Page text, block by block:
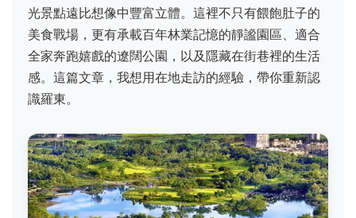
光景點遠比想像中豐富立體。這裡不只有餵飽肚子的
美食戰場，更有承載百年林業記憶的靜謐園區、適合
全家奔跑嬉戲的遼闊公園，以及隱藏在街巷裡的生活
感。這篇文章，我想用在地走訪的經驗，帶你重新認
識羅東。